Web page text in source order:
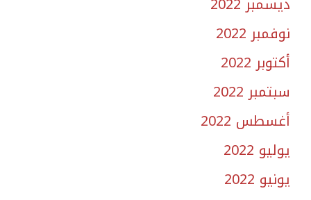
نوفمبر 2022
أكتوبر 2022
سبتمبر 2022
أغسطس 2022
يوليو 2022
يونيو 2022